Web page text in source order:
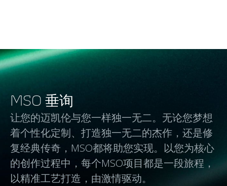
MSO 垂询
让您的迈凯伦与您一样独一无二。无论您梦想
着个性化定制、打造独一无二的杰作，还是修
复经典传奇，MSO都将助您实现。以您为核心
的创作过程中，每个MSO项目都是一段旅程，
以精准工艺打造，由激情驱动。